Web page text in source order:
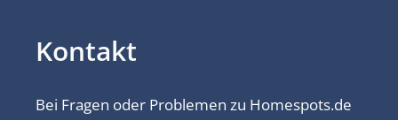
Kontakt
Bei Fragen oder Problemen zu Homespots.de